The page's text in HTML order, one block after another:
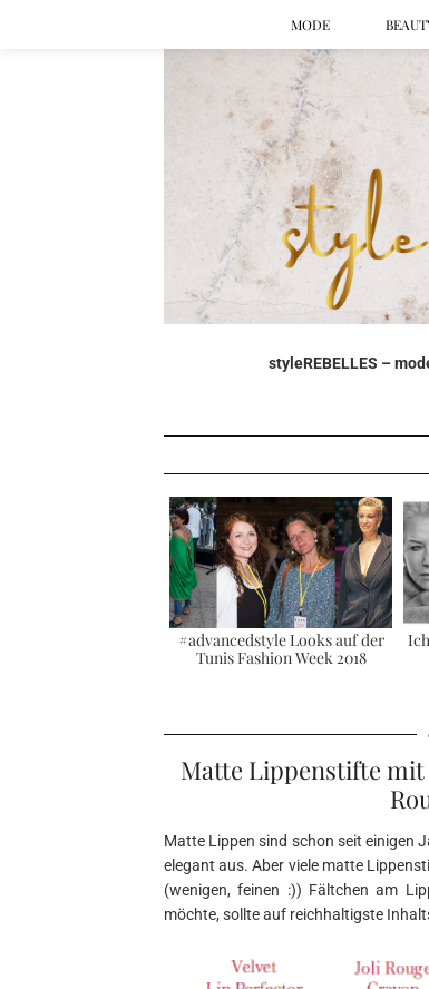
MODE
styleREBELLES –
#advancedstyle Looks auf der
Tunis Fashion Week 2018
Matte Lippenstifte mit
Matte Lippen sind schon seit einigen
elegant aus. Aber viele matte
(wenigen, feinen :)) Fältchen am
möchte, sollte auf reichhaltigste